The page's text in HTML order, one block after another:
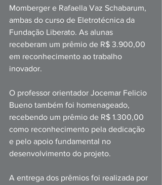
Momberger e Rafaella Vaz Schabarum,
ambas do curso de Eletrotécnica da
Fundação Liberato. As alunas
receberam um prêmio de R$ 3.900,00
em reconhecimento ao trabalho
inovador.
O professor orientador Jocemar Felicio
Bueno também foi homenageado,
recebendo um prêmio de R$ 1.300,00
como reconhecimento pela dedicação
e pelo apoio fundamental no
desenvolvimento do projeto.
A entrega dos prêmios foi realizada por